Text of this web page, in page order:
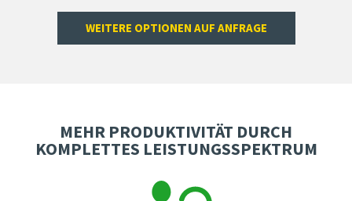
WEITERE OPTIONEN AUF ANFRAGE
MEHR PRODUKTIVITÄT DURCH
KOMPLETTES LEISTUNGSSPEKTRUM